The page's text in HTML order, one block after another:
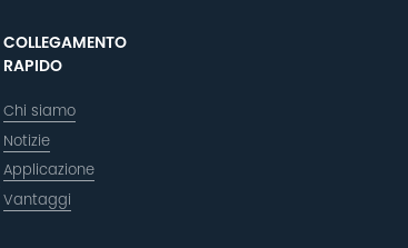
COLLEGAMENTO
RAPIDO
Chi siamo
Notizie
Applicazione
Vantaggi